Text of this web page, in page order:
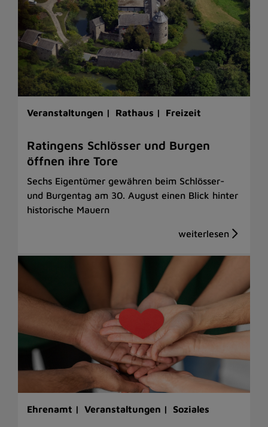
Veranstaltungen | Rathaus | Freizeit
Ratingens Schlösser und Burgen
öffnen ihre Tore
Sechs Eigentümer gewähren beim Schlösser-
und Burgentag am 30. August einen Blick hinter
historische Mauern
Ehrenamt | Veranstaltungen | Soziales